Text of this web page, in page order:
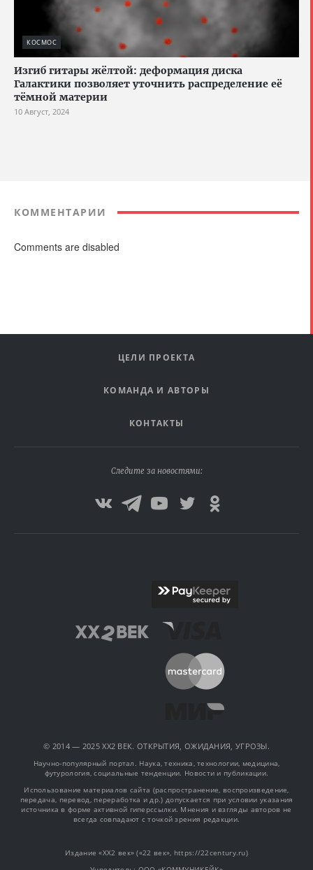
КОСМОС
Изгиб гитары жёлтой: деформация диска
Галактики позволяет уточнить распределение её
тёмной материи
10 Август, 2024
КОММЕНТАРИИ
Comments are disabled
ЦЕЛИ ПРОЕКТА
КОМАНДА И АВТОРЫ
КОНТАКТЫ
Следите за новостями:
© 2014 — 2025 XX2 ВЕК. ОТКРЫТИЯ, ОЖИДАНИЯ, УГРОЗЫ.
Научно-популярный портал. Наука, техника, технологии, медицина,
футурология, социальные тенденции. Новости и публикации.
Использование материалов сайта (распространение, воспроизведение,
передача, перевод, переработка и др.) допускается при условии указания
источника в форме активной гиперссылки. Мнения и взгляды авторов не
всегда совпадают с точкой зрения редакции.
Издание «XX2 век» («22 век», https://22century.ru)